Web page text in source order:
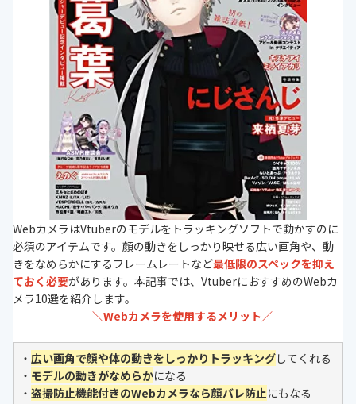
WebカメラはVtuberのモデルをトラッキングソフトで動かすのに
必須のアイテムです。顔の動きをしっかり映せる広い画角や、動
きをなめらかにするフレームレートなど最低限のスペックを抑え
ておく必要があります。本記事では、VtuberにおすすめのWebカ
メラ10選を紹介します。
＼Webカメラを使用するメリット／
・ 広い画角で顔や体の動きをしっかりトラッキングしてくれる
・ モデルの動きがなめらかになる
・ 盗撮防止機能付きのWebカメラなら顔バレ防止にもなる